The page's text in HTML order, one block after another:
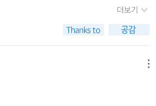
”에게 간혹 진득한 정을 느낄 때가 있는
는 곳에서 짙은 향을 뿜어내니 매료될
어서 펴낸 이 첫 시집은 “그 마음이 움
르고 번지고 스며들어간 시간의 흔적
것이라 할 수 있다. 이번 시집 출
이 자란다》도 동시 발매되었다. 《내 안
고나면 한결 마음이 가벼워질 것만 같
을 시 속으로 잘 녹여낸다. 참 닮고 싶
게 하는 그런 힘을 주는 것만 같다. 그
금은 진정되고 상처가 아물며 아픔이
한마디 말을 떠올렸다>이 문장에 공감
면서 남녀간에 생길 수 있는 많은 오해
었다..서로가 배려를 한다고 생각하였던
그 갈등..그 갈등의 원인은 바로 남녀
혀 있기 때문이다.남자는 자신의 생각
를 기다리지만,이해해 주지 않음으로서
더보기